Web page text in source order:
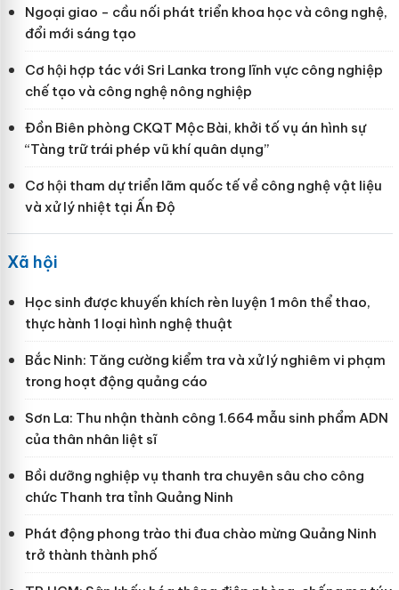
Ngoại giao - cầu nối phát triển khoa học và công nghệ,
đổi mới sáng tạo
Cơ hội hợp tác với Sri Lanka trong lĩnh vực công nghiệp
chế tạo và công nghệ nông nghiệp
Đồn Biên phòng CKQT Mộc Bài, khởi tố vụ án hình sự
“Tàng trữ trái phép vũ khí quân dụng”
Cơ hội tham dự triển lãm quốc tế về công nghệ vật liệu
và xử lý nhiệt tại Ấn Độ
Xã hội
Học sinh được khuyến khích rèn luyện 1 môn thể thao,
thực hành 1 loại hình nghệ thuật
Bắc Ninh: Tăng cường kiểm tra và xử lý nghiêm vi phạm
trong hoạt động quảng cáo
Sơn La: Thu nhận thành công 1.664 mẫu sinh phẩm ADN
của thân nhân liệt sĩ
Bồi dưỡng nghiệp vụ thanh tra chuyên sâu cho công
chức Thanh tra tỉnh Quảng Ninh
Phát động phong trào thi đua chào mừng Quảng Ninh
trở thành thành phố